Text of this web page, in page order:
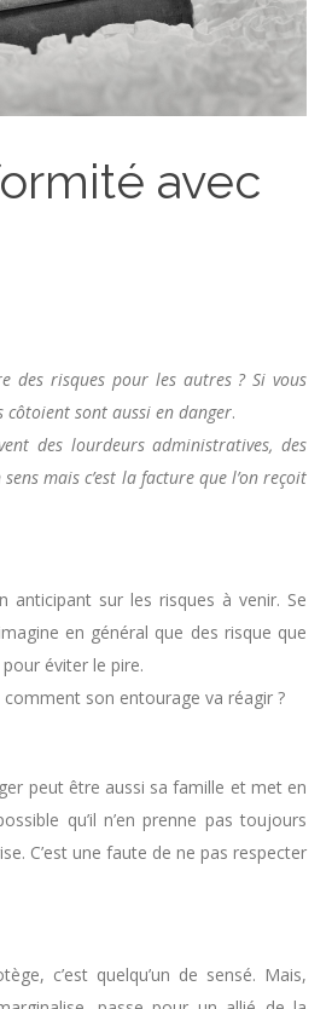
avec
des risques pour les autres ? Si vous
côtoient sont aussi en danger.
des lourdeurs administratives, des
mais c’est la facture que l’on reçoit
sur les risques à venir. Se
en général que des risque que
éviter le pire.
comment son entourage va réagir ?
peut être aussi sa famille et met en
qu’il n’en prenne pas toujours
C’est une faute de ne pas respecter
c’est quelqu’un de sensé. Mais,